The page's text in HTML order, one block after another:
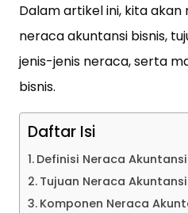
Dalam artikel ini, kita
neraca akuntansi bisnis,
jenis-jenis neraca, serta
bisnis.
Daftar Isi
Definisi Neraca
Tujuan Neraca
Komponen Neraca